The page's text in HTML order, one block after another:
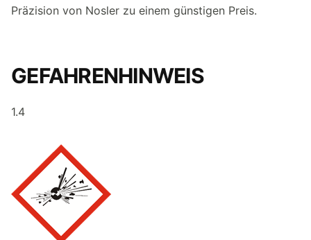
Präzision von Nosler zu einem günstigen Preis.
GEFAHRENHINWEIS
1.4